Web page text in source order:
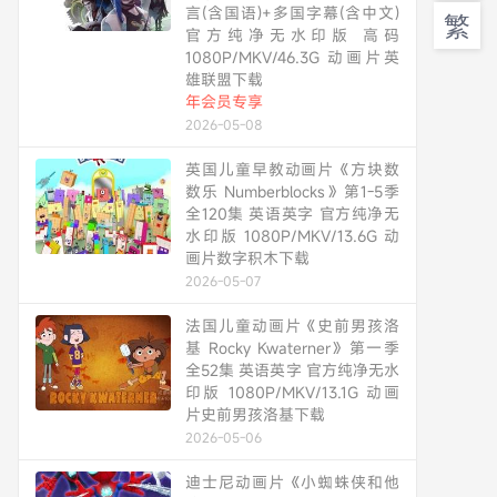
言(含国语)+多国字幕(含中文)
官方纯净无水印版 高码
1080P/MKV/46.3G 动画片英
雄联盟下载
年会员专享
2026-05-08
英国儿童早教动画片《方块数
数乐 Numberblocks》第1-5季
全120集 英语英字 官方纯净无
水印版 1080P/MKV/13.6G 动
画片数字积木下载
2026-05-07
法国儿童动画片《史前男孩洛
基 Rocky Kwaterner》第一季
全52集 英语英字 官方纯净无水
印版 1080P/MKV/13.1G 动画
片史前男孩洛基下载
2026-05-06
迪士尼动画片《小蜘蛛侠和他
繁